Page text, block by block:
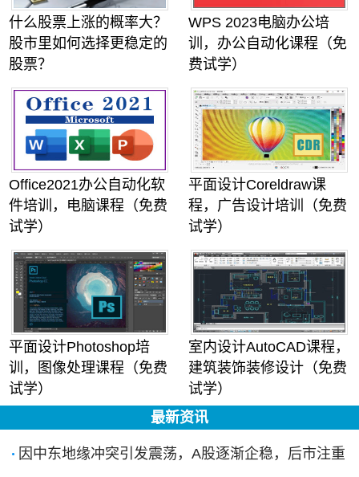
什么股票上涨的概率大？
股市里如何选择更稳定的
股票？
WPS 2023电脑办公培
训，办公自动化课程（免
费试学）
Office2021办公自动化软
件培训，电脑课程（免费
试学）
平面设计Coreldraw课
程，广告设计培训（免费
试学）
平面设计Photoshop培
训，图像处理课程（免费
试学）
室内设计AutoCAD课程，
建筑装饰装修设计（免费
试学）
最新资讯
因中东地缘冲突引发震荡，A股逐渐企稳，后市注重